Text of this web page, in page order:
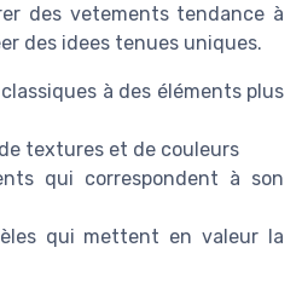
des vetements tendance à
des idees tenues uniques.
à des éléments plus
textures et de couleurs
qui correspondent à son
qui mettent en valeur la